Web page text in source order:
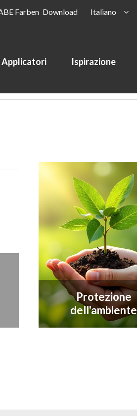
Farben Download
Italiano
Applicatori Ispirazione
Protezione
dell'ambiente